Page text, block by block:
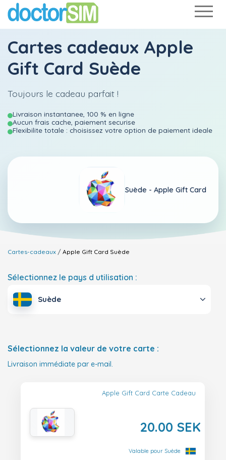
Cartes cadeaux Apple
Gift Card Suède
Toujours le cadeau parfait !
Livraison instantanee, 100 % en ligne
Aucun frais cache, paiement securise
Flexibilite totale : choisissez votre option de paiement ideale
Suède - Apple Gift Card
Cartes-cadeaux Apple Gift Card Suède
Sélectionnez le pays d utilisation :
Suède
Sélectionnez la valeur de votre carte :
Livraison immédiate par e-mail.
Apple Gift Card Carte Cadeau
20.00 SEK
Valable pour Suède